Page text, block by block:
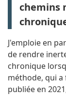
chemins
J'emploie en
de rendre
chronique
méthode, qui
publiée en